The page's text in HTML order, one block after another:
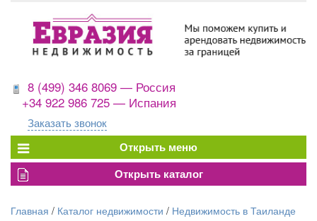
8 (499) 346 8069 — Россия
+34 922 986 725 — Испания
Заказать звонок
Главная / Каталог недвижимости / Недвижимость в Таиланде